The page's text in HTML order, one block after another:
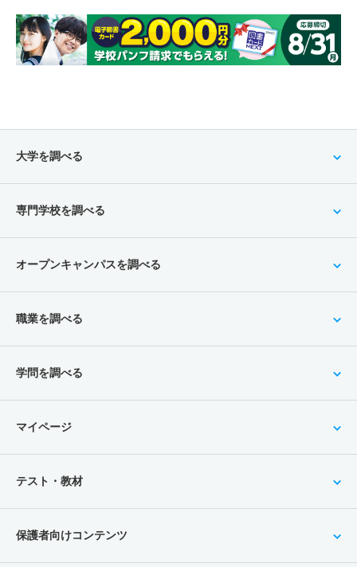
大学を調べる
専門学校を調べる
オープンキャンパスを調べる
職業を調べる
学問を調べる
マイページ
テスト・教材
保護者向けコンテンツ